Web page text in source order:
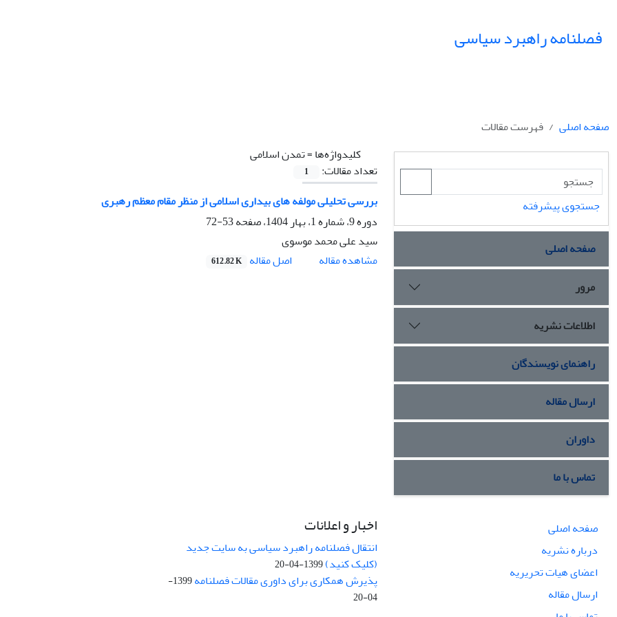
فصلنامه راهبرد سیاسی
صفحه اصلی
فهرست مقالات
کلیدواژه‌ها =تمدن اسلامی
تعداد مقالات:
1
بررسی تحلیلی مولفه های بیداری اسلامی از منظر مقام معظم رهبری
دوره 9، شماره 1، بهار 1404، صفحه
53-72
سید علی محمد موسوی
مشاهده مقاله
اصل مقاله 612.82 K
جستجوی پیشرفته
صفحه اصلی
مرور
اطلاعات نشریه
راهنمای نویسندگان
ارسال مقاله
داوران
تماس با ما
صفحه اصلی
درباره نشریه
اعضای هیات تحریریه
ارسال مقاله
اخبار و اعلانات
انتقال فصلنامه راهبرد سیاسی به سایت جدید
(کلیک کنید)1399-04-20
پذیرش همکاری برای داوری مقالات فصلنامه
1399-
04-20